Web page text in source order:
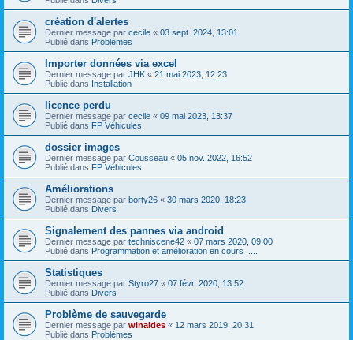
création d'alertes
Dernier message par cecile « 03 sept. 2024, 13:01
Publié dans Problèmes
Importer données via excel
Dernier message par JHK « 21 mai 2023, 12:23
Publié dans Installation
licence perdu
Dernier message par cecile « 09 mai 2023, 13:37
Publié dans FP Véhicules
dossier images
Dernier message par Cousseau « 05 nov. 2022, 16:52
Publié dans FP Véhicules
Améliorations
Dernier message par borty26 « 30 mars 2020, 18:23
Publié dans Divers
Signalement des pannes via android
Dernier message par techniscene42 « 07 mars 2020, 09:00
Publié dans Programmation et amélioration en cours .....
Statistiques
Dernier message par Styro27 « 07 févr. 2020, 13:52
Publié dans Divers
Problème de sauvegarde
Dernier message par winaides « 12 mars 2019, 20:31
Publié dans Problèmes